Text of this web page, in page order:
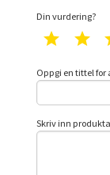
Din vurdering?
1 star 2
Oppgi en tittel
Skriv inn